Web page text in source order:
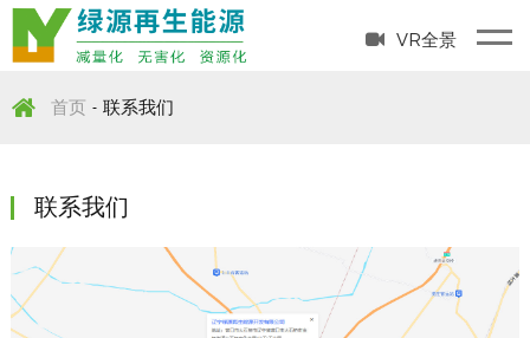
VR全景
首页 - 联系我们
联系我们